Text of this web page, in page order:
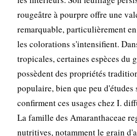
rougeâtre à pourpre offre une
remarquable, particulièrement
les colorations s'intensifient.
tropicales, certaines espèces du
possèdent des propriétés
populaire, bien que peu d'études
confirment ces usages chez I.
La famille des Amaranthaceae
nutritives, notamment le grain